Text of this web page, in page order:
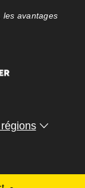
les avantages